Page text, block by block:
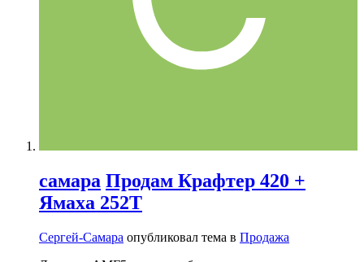
самара Продам Крафтер 420 +
Ямаха 252Т
Сергей-Самара опубликовал тема в Продажа